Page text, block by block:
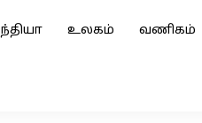
உலகம் வணிகம்